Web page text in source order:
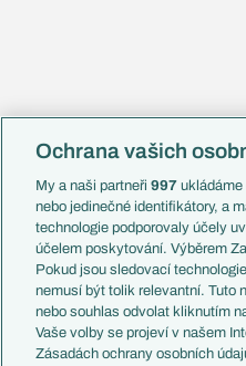
Copyright ©
Ochrana vašich
My a naši partneři 997 ukládáme
nebo jedinečné identifikátory, a
technologie podporovaly účely
účelem poskytování. Výběrem
Pokud jsou sledovací
nemusí být tolik relevantní. Tuto
nebo souhlas odvolat kliknutím
Vaše volby se projeví v našem
Zásadách ochrany osobních